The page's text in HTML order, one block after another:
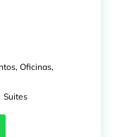
Oficinas,
Suites